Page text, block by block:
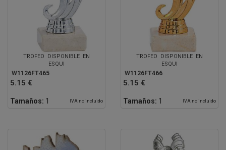
TROFEO DISPONIBLE EN
ESQUI
W1126FT465
5.15 €
Tamaños: 1 IVA no incluido
TROFEO DISPONIBLE EN
ESQUI
W1126FT466
5.15 €
Tamaños: 1 IVA no incluido